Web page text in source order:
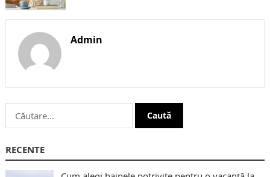
Admin
Caută
după:
RECENTE